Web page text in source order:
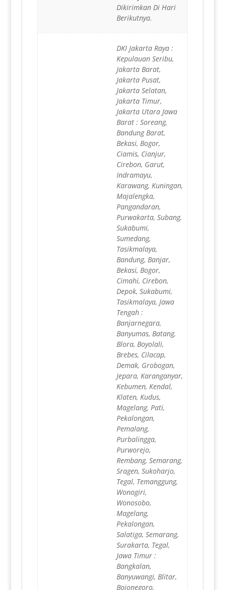
Dikirimkan Di Hari
Berikutnya.
DKI Jakarta Raya :
Kepulauan Seribu,
Jakarta Barat,
Jakarta Pusat,
Jakarta Selatan,
Jakarta Timur,
Jakarta Utara Jawa
Barat : Soreang,
Bandung Barat,
Bekasi, Bogor,
Ciamis, Cianjur,
Cirebon, Garut,
Indramayu,
Karawang, Kuningan,
Majalengka,
Pangandaran,
Purwakarta, Subang,
Sukabumi,
Sumedang,
Tasikmalaya,
Bandung, Banjar,
Bekasi, Bogor,
Cimahi, Cirebon,
Depok, Sukabumi,
Tasikmalaya, Jawa
Tengah :
Banjarnegara,
Banyumas, Batang,
Blora, Boyolali,
Brebes, Cilacap,
Demak, Grobogan,
Jepara, Karanganyar,
Kebumen, Kendal,
Klaten, Kudus,
Magelang, Pati,
Pekalongan,
Pemalang,
Purbalingga,
Purworejo,
Rembang, Semarang,
Sragen, Sukoharjo,
Tegal, Temanggung,
Wonogiri,
Wonosobo,
Magelang,
Pekalongan,
Salatiga, Semarang,
Surakarta, Tegal,
Jawa Timur :
Bangkalan,
Banyuwangi, Blitar,
Bojonegoro,